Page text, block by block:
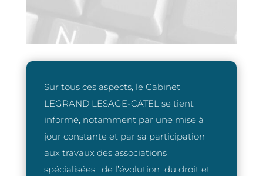
Sur tous ces aspects, le Cabinet
LEGRAND LESAGE-CATEL se tient
informé, notamment par une mise à
jour constante et par sa participation
aux travaux des associations
spécialisées, de l’évolution du droit et